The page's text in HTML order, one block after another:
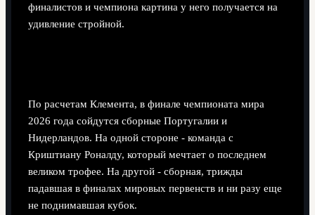
финалистов и чемпиона картина у него получается на
удивление стройной.
По расчетам Клемента, в финале чемпионата мира
2026 года сойдутся сборные Португалии и
Нидерландов. На одной стороне - команда с
Криштиану Роналду, который мечтает о последнем
великом трофее. На другой - сборная, трижды
падавшая в финалах мировых первенств и ни разу еще
не поднимавшая кубок.